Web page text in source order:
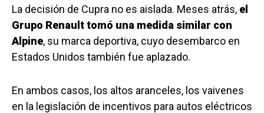
La decisión de Cupra no es aislada. Meses atrás, el
Grupo Renault tomó una medida similar con
Alpine, su marca deportiva, cuyo desembarco en
Estados Unidos también fue aplazado.
En ambos casos, los altos aranceles, los vaivenes
en la legislación de incentivos para autos eléctricos